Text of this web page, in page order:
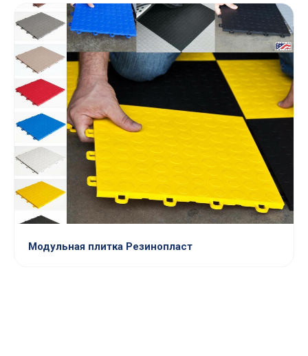
Модульная плитка Резинопласт